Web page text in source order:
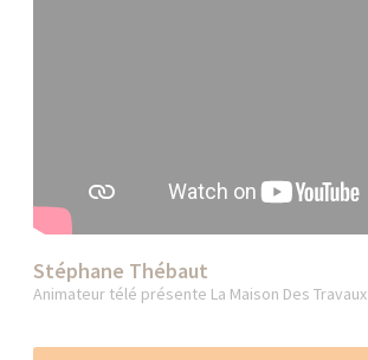
Stéphane Thébaut
Animateur télé présente La Maison Des Travaux